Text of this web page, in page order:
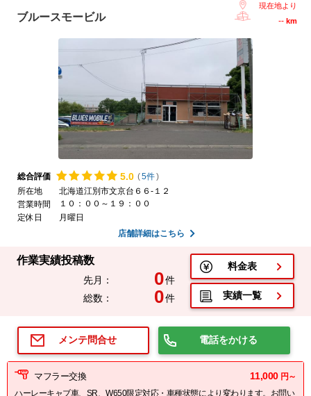
ブルースモービル
現在地より
-- km
総合評価 5.0 (5件)
所在地
北海道江別市文京台６６-１２
営業時間
１０：００～１９：００
定休日
月曜日
店舗詳細はこちら
作業実績投稿数
先月： 0件
総数：
0件
料金表
実績一覧
メンテ問合せ 電話をかける
マフラー交換 11,000 円～
ハーレーキャブ車、SR、W650限定対応・車種状態により変わります。お問い